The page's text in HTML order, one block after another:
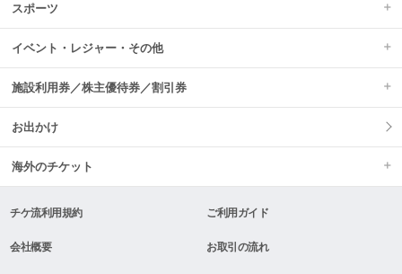
スポーツ
イベント・レジャー・その他
施設利用券／株主優待券／割引券
お出かけ
海外のチケット
チケ流利用規約 ご利用ガイド
会社概要 お取引の流れ